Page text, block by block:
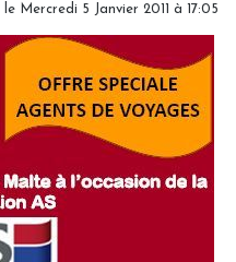
le Mercredi 5 Janvier 2011 à 17:05